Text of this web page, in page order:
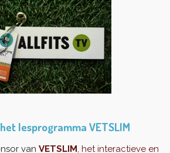
lesprogramma VETSLIM
van VETSLIM, het interactieve en